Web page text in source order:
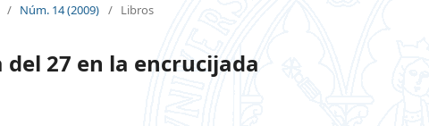
/ Núm. 14 (2009) / Libros
del 27 en la encrucijada